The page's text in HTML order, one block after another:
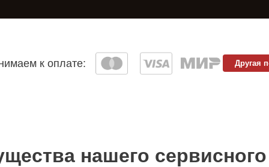
к оплате: Другая
нашего